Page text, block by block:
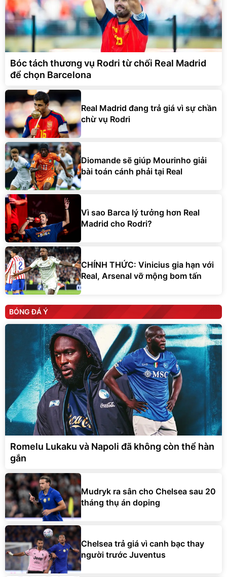
Bóc tách thương vụ Rodri từ chối Real Madrid
để chọn Barcelona
Real Madrid đang trả giá vì sự chần
chừ vụ Rodri
Diomande sẽ giúp Mourinho giải
bài toán cánh phải tại Real
Vì sao Barca lý tưởng hơn Real
Madrid cho Rodri?
CHÍNH THỨC: Vinicius gia hạn với
Real, Arsenal vỡ mộng bom tấn
BÓNG ĐÁ Ý
Romelu Lukaku và Napoli đã không còn thể hàn
gắn
Mudryk ra sân cho Chelsea sau 20
tháng thụ án doping
Chelsea trả giá vì canh bạc thay
người trước Juventus